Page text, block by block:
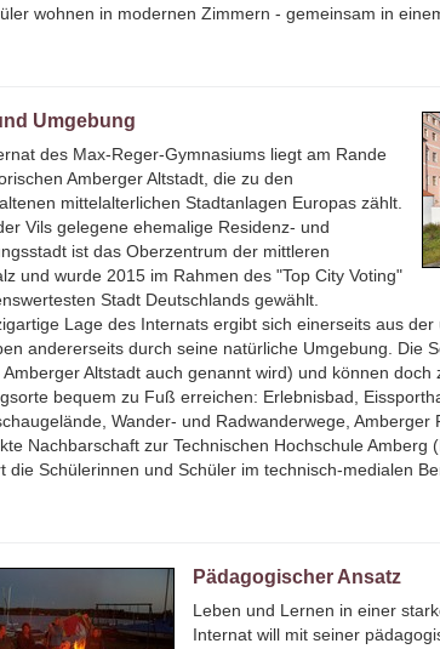
wohnen in modernen Zimmern - gemeinsam in
Umgebung
des Max-Reger-Gymnasiums liegt am Rande
Amberger Altstadt, die zu den
mittelalterlichen Stadtanlagen Europas zählt.
Vils gelegene ehemalige Residenz- und
ist das Oberzentrum der mittleren
und wurde 2015 im Rahmen des "Top City Voting"
Stadt Deutschlands gewählt.
Lage des Internats ergibt sich einerseits aus
andererseits durch seine natürliche Umgebung. Die
Amberger Altstadt auch genannt wird) und können doch
bequem zu Fuß erreichen: Erlebnisbad,
Wander- und Radwanderwege, Amberger
Nachbarschaft zur Technischen Hochschule Amberg
die Schülerinnen und Schüler im technisch-medialen
Pädagogischer Ansatz
Leben und Lernen in einer
Internat will mit seiner